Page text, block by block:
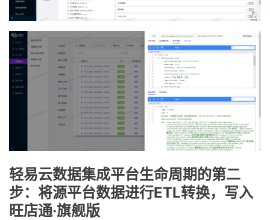
轻易云数据集成平台生命周期的第二
步：将源平台数据进行ETL转换，写入
旺店通·旗舰版